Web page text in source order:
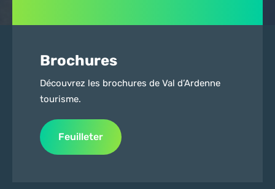
Brochures
Découvrez les brochures de Val d’Ardenne
tourisme.
Feuilleter